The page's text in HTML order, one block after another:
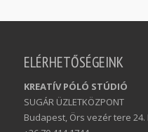
ELÉRHETŐSÉGEINK
KREATÍV PÓLÓ STÚDIÓ
SUGÁR ÜZLETKÖZPONT
Budapest, Örs vezér tere 24.